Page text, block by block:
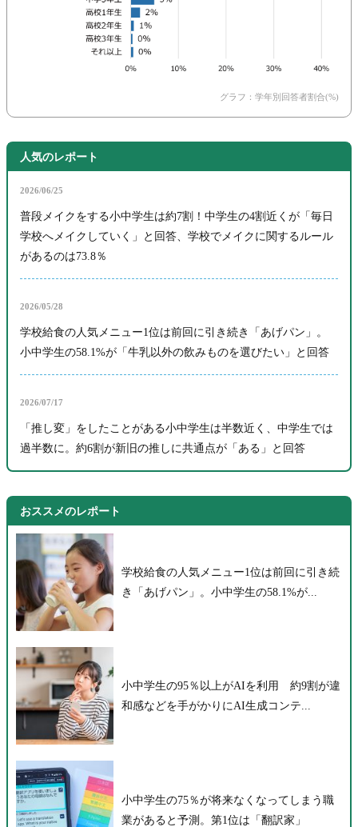
グラフ：学年別回答者割合(%)
人気のレポート
2026/06/25
普段メイクをする小中学生は約7割！中学生の4割近くが「毎日
学校へメイクしていく」と回答、学校でメイクに関するルール
があるのは73.8％
2026/05/28
学校給食の人気メニュー1位は前回に引き続き「あげパン」。
小中学生の58.1%が「牛乳以外の飲みものを選びたい」と回答
2026/07/17
「推し変」をしたことがある小中学生は半数近く、中学生では
過半数に。約6割が新旧の推しに共通点が「ある」と回答
おススメのレポート
学校給食の人気メニュー1位は前回に引き続
き「あげパン」。小中学生の58.1%が...
小中学生の95％以上がAIを利用 約9割が違
和感などを手がかりにAI生成コンテ...
小中学生の75％が将来なくなってしまう職
業があると予測。第1位は「翻訳家」